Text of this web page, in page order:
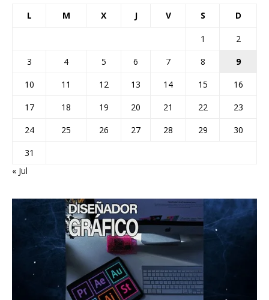
L M X J V S D
1
2
3
4 5 6 7 8
9
10
11 12 13 14 15
16
17
18 19 20 21 22
23
24
25 26 27 28 29
30
31
« Jul